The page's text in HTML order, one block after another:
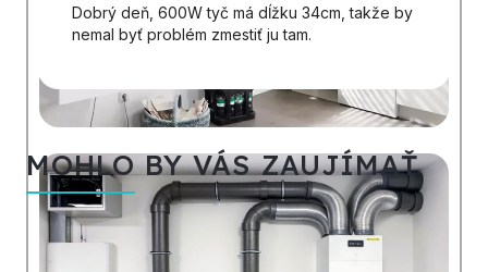
Dobrý deň, 600W tyč má dĺžku 34cm, takže by
nemal byť problém zmestiť ju tam.
MOHLO BY VÁS ZAUJÍMAŤ